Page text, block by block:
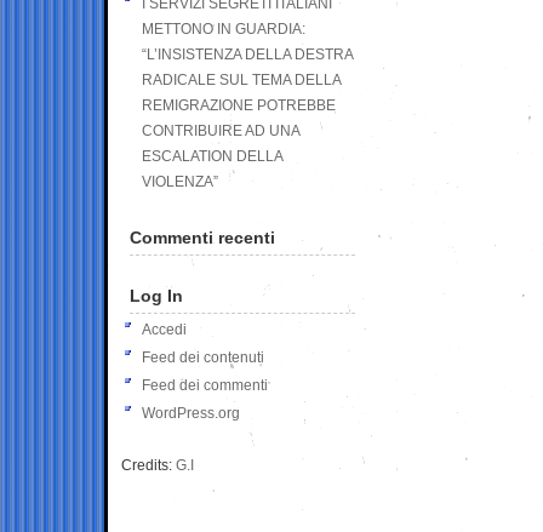
I SERVIZI SEGRETI ITALIANI
METTONO IN GUARDIA:
“L’INSISTENZA DELLA DESTRA
RADICALE SUL TEMA DELLA
REMIGRAZIONE POTREBBE
CONTRIBUIRE AD UNA
ESCALATION DELLA
VIOLENZA”
Commenti recenti
Log In
Accedi
Feed dei contenuti
Feed dei commenti
WordPress.org
Credits: G.I